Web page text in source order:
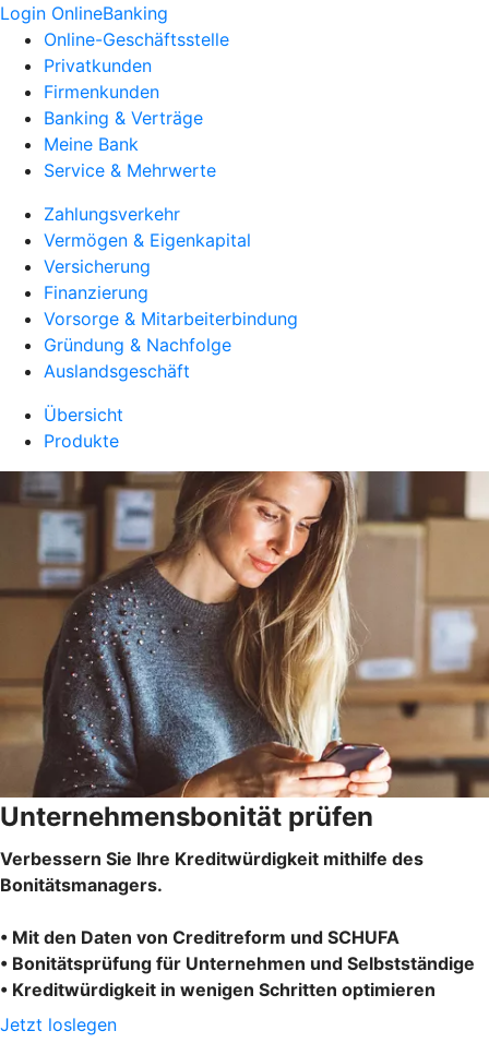
Login OnlineBanking
Online-Geschäftsstelle
Privatkunden
Firmenkunden
Banking & Verträge
Meine Bank
Service & Mehrwerte
Zahlungsverkehr
Vermögen & Eigenkapital
Versicherung
Finanzierung
Vorsorge & Mitarbeiterbindung
Gründung & Nachfolge
Auslandsgeschäft
Übersicht
Produkte
Unternehmensbonität prüfen
Verbessern Sie Ihre Kreditwürdigkeit mithilfe des
Bonitätsmanagers.
• Mit den Daten von Creditreform und SCHUFA
• Bonitätsprüfung für Unternehmen und Selbstständige
• Kreditwürdigkeit in wenigen Schritten optimieren
Jetzt loslegen